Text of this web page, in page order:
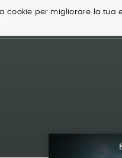
cookie per migliorare la tua